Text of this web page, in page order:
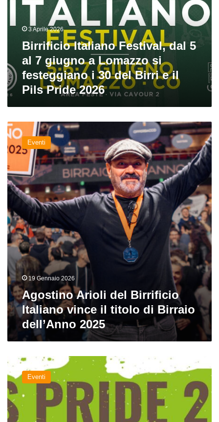
7
Lomazzo
si
festeggiano
i
30
del
e
il
Pils
2026
3 Aprile 2026
Birrificio Italiano Festival, dal 5
al 7 giugno a Lomazzo si
festeggiano i 30 del Birri e il
Pils Pride 2026
Agostino
Arioli
del
Birrificio
Italiano
vince
il
titolo
di
Birraio
dell’Anno
2025
Eventi
19 Gennaio 2026
Agostino Arioli del Birrificio
Italiano vince il titolo di Birraio
dell’Anno 2025
Pils
Pride
2023:
il
13
e
Eventi